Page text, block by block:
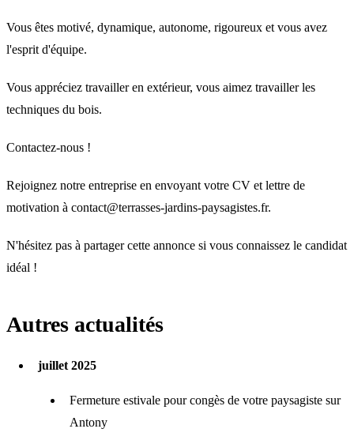
Vous êtes motivé, dynamique, autonome, rigoureux et vous avez
l'esprit d'équipe.
Vous appréciez travailler en extérieur, vous aimez travailler les
techniques du bois.
Contactez-nous !
Rejoignez notre entreprise en envoyant votre CV et lettre de
motivation à contact@terrasses-jardins-paysagistes.fr.
N'hésitez pas à partager cette annonce si vous connaissez le candidat
idéal !
Autres actualités
juillet 2025
Fermeture estivale pour congès de votre paysagiste sur
Antony